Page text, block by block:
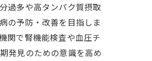
過多や高タンパク質摂取
の予防・改善を目指しま
関で腎機能検査や血圧チ
発見のための意識を高め